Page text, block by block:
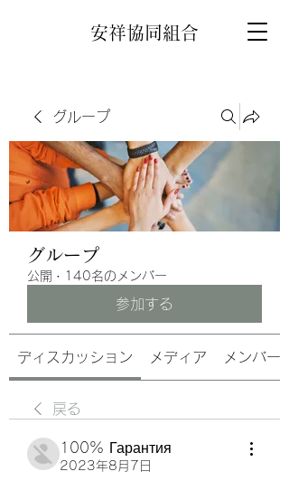
安祥協同組合
グループ
グループ
公開 · 140名のメンバー
参加する
ディスカッション メディア メンバー
戻る
100% Гарантия
2023年8月7日